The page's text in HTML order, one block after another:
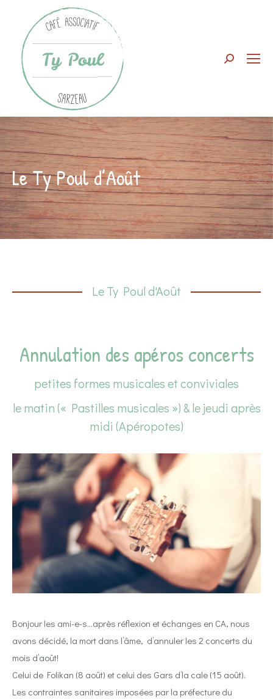
Search:
Le Ty Poul d’Août
Le Ty Poul d'Août
Annulation des apéros concerts
petites formes musicales et conviviales
le matin (« Pastilles musicales ») & le jeudi après
midi (Apéropotes)
‌Bonjour les ami-e-s…après réflexion et échanges en CA, nous
avons décidé, la mort dans l’âme, d’annuler les 2 concerts du
mois d’août!
Celui de Folikan (8 août) et celui des Gars d’la cale (15 août).
Les contraintes sanitaires imposées par la préfecture du